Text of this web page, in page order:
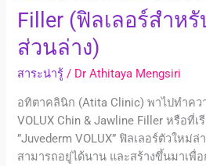
Filler (ฟิลเลอร์สำห
ส่วนล่าง)
สาระน่ารู้ / Dr Athitaya Mengsiri
อทิตาคลินิก (Atita Clinic) พาไปทำคว
VOLUX Chin & Jawline Filler หรือที่เ
”Juvederm VOLUX” ฟิลเลอร์ตัวใหม่
สามารถอยู่ได้นาน และสร้างขึ้นมาเพื่
หน้า
ส่วน
ล่าง)